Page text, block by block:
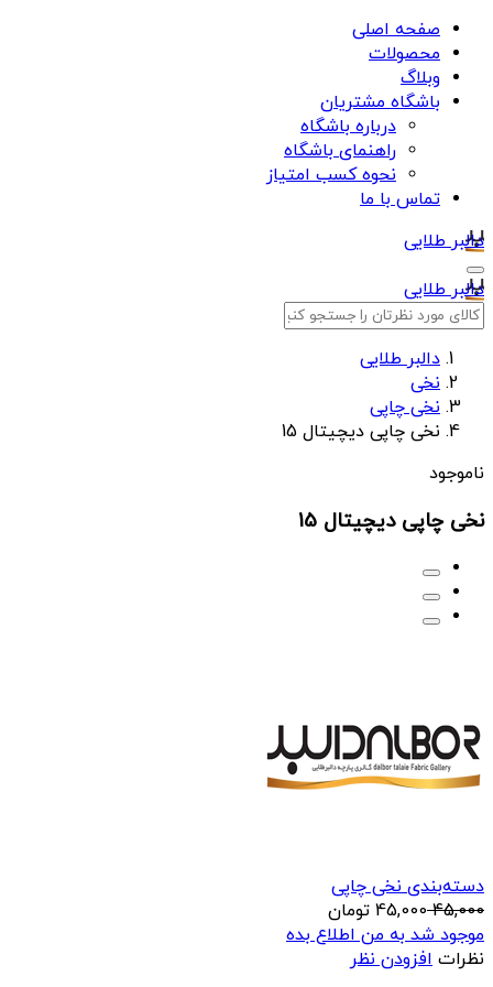
صفحه اصلی
محصولات
وبلاگ
باشگاه مشتریان
درباره باشگاه
راهنمای باشگاه
نحوه کسب امتیاز
تماس با ما
دالبر طلایی
دالبر طلایی
دالبر طلایی
نخی
نخی چاپی
نخی چاپی دیچیتال 15
ناموجود
نخی چاپی دیچیتال 15
دسته‌بندی نخی چاپی
45,000
45,000 تومان
موجود شد به من اطلاع بده
نظرات افزودن نظر